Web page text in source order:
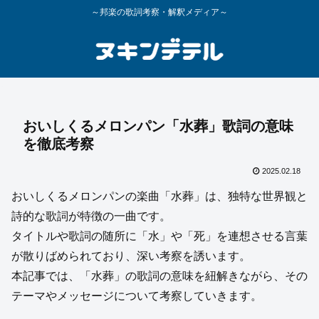
～邦楽の歌詞考察・解釈メディア～
おいしくるメロンパン「水葬」歌詞の意味
を徹底考察
2025.02.18
おいしくるメロンパンの楽曲「水葬」は、独特な世界観と
詩的な歌詞が特徴の一曲です。
タイトルや歌詞の随所に「水」や「死」を連想させる言葉
が散りばめられており、深い考察を誘います。
本記事では、「水葬」の歌詞の意味を紐解きながら、その
テーマやメッセージについて考察していきます。